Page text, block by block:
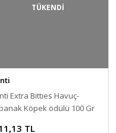
TÜKENDİ
Extra Bittıes Havuç-
Köpek ödülü 100 Gr
TL